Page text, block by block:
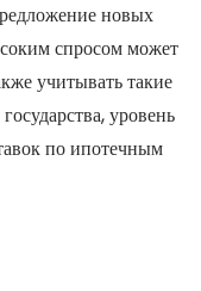
новых
спросом может
учитывать такие
уровень
по ипотечным